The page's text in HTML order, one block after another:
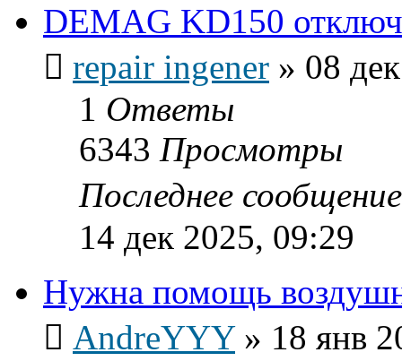
DEMAG KD150
repair ingener » 08
1 Ответы
6343 Просмотры
Последнее
14 дек 2025, 09:29
Нужна помощь
AndreYYY» 18 янв